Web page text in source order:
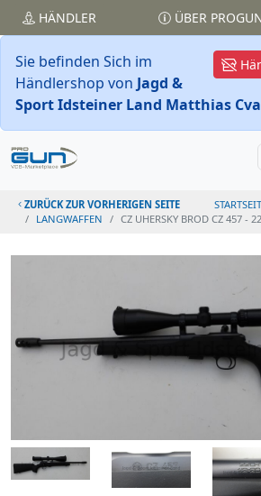
HÄNDLER ÜBER
Sie befinden Sich im
Händlershop von Jagd &
Sport Idsteiner Land Matthias
ZURÜCK ZUR VORHERIGEN SEITE
LANGWAFFEN
CZ UHERSKY BROD CZ 457 -